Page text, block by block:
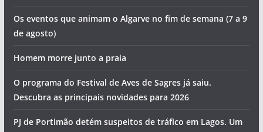
Os eventos que animam o Algarve no fim de semana (7 a 9
de agosto)
Homem morre junto a praia
O programa do Festival de Aves de Sagres já saiu.
Descubra as principais novidades para 2026
PJ de Portimão detém suspeitos de tráfico em Lagos. Um